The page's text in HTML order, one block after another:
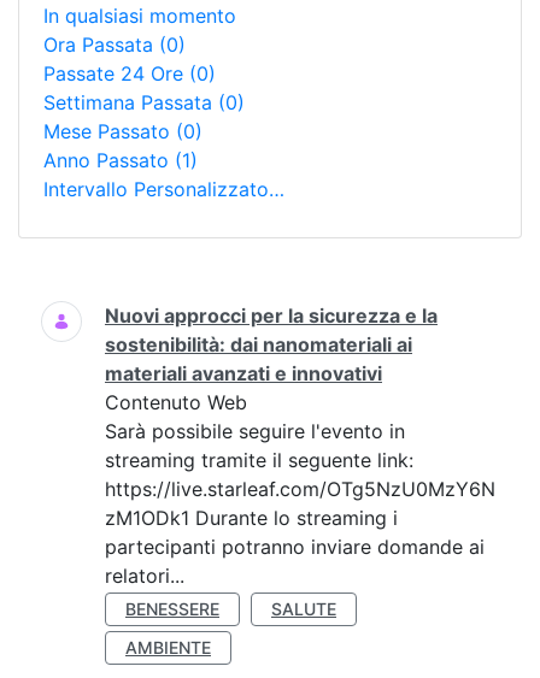
In qualsiasi momento
Ora Passata (0)
Passate 24 Ore (0)
Settimana Passata (0)
Mese Passato (0)
Anno Passato (1)
Intervallo Personalizzato…
Ricerca
Nuovi approcci per la sicurezza e la
sostenibilità: dai nanomateriali ai
materiali avanzati e innovativi
Contenuto Web
Sarà possibile seguire l'evento in
streaming tramite il seguente link:
https://live.starleaf.com/OTg5NzU0MzY6N
zM1ODk1 Durante lo streaming i
partecipanti potranno inviare domande ai
relatori...
BENESSERE
SALUTE
AMBIENTE